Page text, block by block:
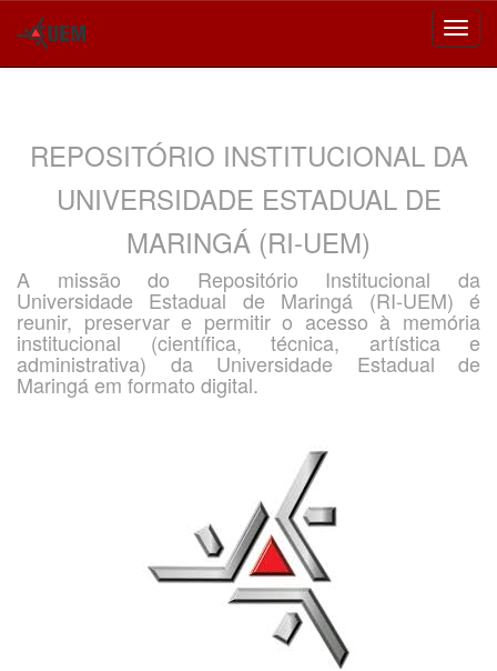
REPOSITÓRIO INSTITUCIONAL DA
UNIVERSIDADE ESTADUAL DE
MARINGÁ (RI-UEM)
A missão do Repositório Institucional da
Universidade Estadual de Maringá (RI-UEM) é
reunir, preservar e permitir o acesso à memória
institucional (científica, técnica, artística e
administrativa) da Universidade Estadual de
Maringá em formato digital.